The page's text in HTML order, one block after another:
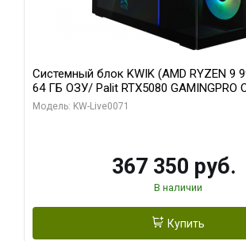
Системный блок KWIK (AMD RYZEN 9
64 ГБ ОЗУ/ Palit RTX5080 GAMINGPRO
GDDR7 256bit 3xDP HD/ 960 ГБ SSD)
Модель: KW-Live0071
367 350 руб.
В наличии
Купить